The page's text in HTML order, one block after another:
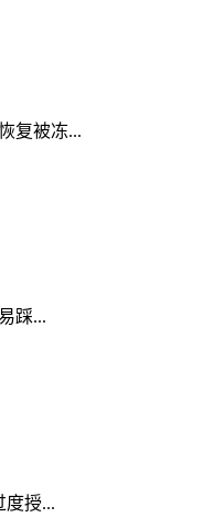
复被冻...
踩...
度授...